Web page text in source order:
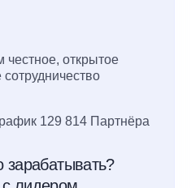
честное, открытое
129 814 Партнёра